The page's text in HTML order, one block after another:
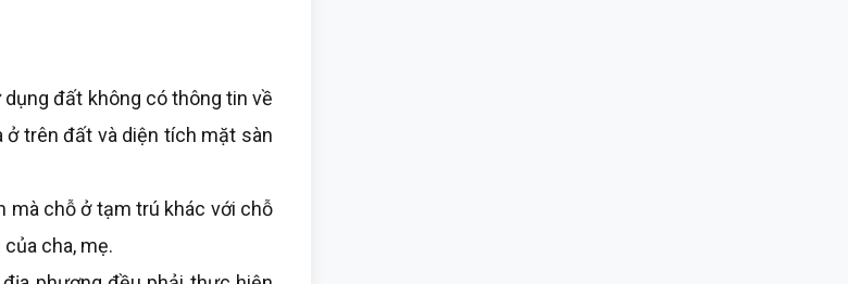
đất không có thông tin về
ở trên đất và diện tích mặt sàn
chỗ ở tạm trú khác với chỗ
cha, mẹ.